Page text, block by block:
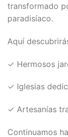
transformado
paradisíaco.
Aquí
✓ Hermosos
✓ Iglesias
✓ Artesanías
Continuamos